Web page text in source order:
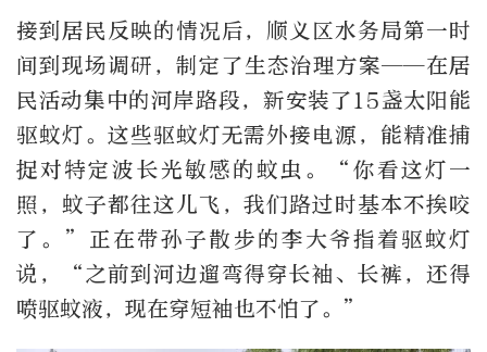
接到居民反映的情况后，顺义区水务局第一时
间到现场调研，制定了生态治理方案——在居
民活动集中的河岸路段，新安装了15盏太阳能
驱蚊灯。这些驱蚊灯无需外接电源，能精准捕
捉对特定波长光敏感的蚊虫。“你看这灯一
照，蚊子都往这儿飞，我们路过时基本不挨咬
了。”正在带孙子散步的李大爷指着驱蚊灯
说，“之前到河边遛弯得穿长袖、长裤，还得
喷驱蚊液，现在穿短袖也不怕了。”